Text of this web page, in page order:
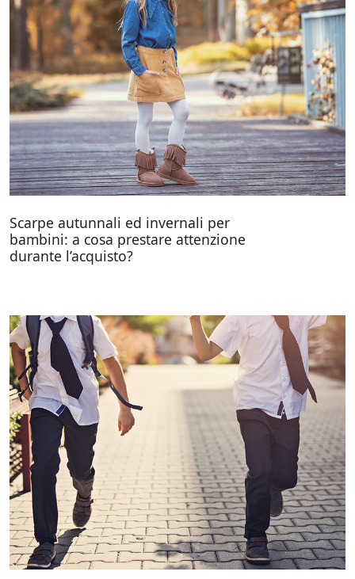
Scarpe autunnali ed invernali per
bambini: a cosa prestare attenzione
durante l’acquisto?